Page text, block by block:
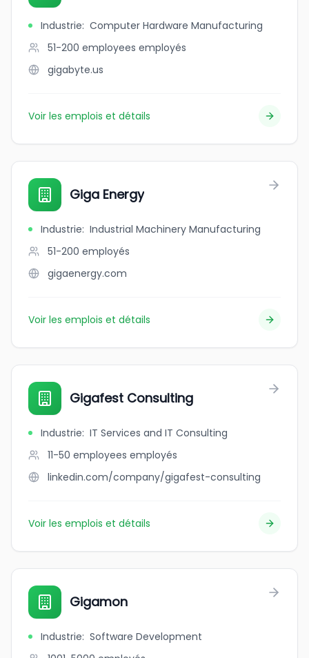
Industrie: Computer Hardware Manufacturing
51-200 employees employés
gigabyte.us
Voir les emplois et détails
Giga Energy
Industrie: Industrial Machinery Manufacturing
51-200 employés
gigaenergy.com
Voir les emplois et détails
Gigafest Consulting
Industrie: IT Services and IT Consulting
11-50 employees employés
linkedin.com/company/gigafest-consulting
Voir les emplois et détails
Gigamon
Industrie: Software Development